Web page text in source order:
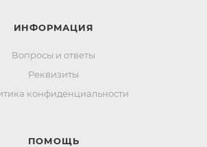
ИНФОРМАЦИЯ
Вопросы и ответы
Реквизиты
конфиденциальности
ПОМОЩЬ